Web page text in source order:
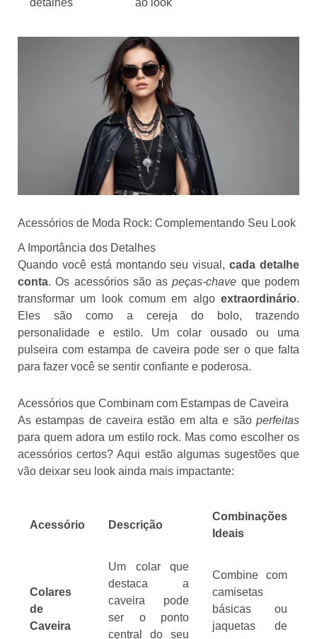
Acessórios de Moda Rock: Complementando Seu Look
A Importância dos Detalhes
Quando você está montando seu visual,cada detalhe
conta. Os acessórios são aspeças-chave que podem
transformar um look comum em algo extraordinário.
Eles são como a cereja do bolo, trazendo
personalidade e estilo. Um colar ousado ou uma
pulseira com estampa de caveira pode ser o que falta
para fazer você se sentir confiante e poderosa.
Acessórios que Combinam com Estampas de Caveira
As estampas de caveira estão em alta e são perfeitas
para quem adora um estilo rock. Mas como escolher os
acessórios certos? Aqui estão algumas sugestões que
vão deixar seu look ainda mais impactante:
Acessório Descrição
Combinações
Ideais
Colares
de
Caveira
Um colar que
destaca a
caveira pode
ser o ponto
central do seu
Combine com
camisetas
básicas ou
jaquetas de